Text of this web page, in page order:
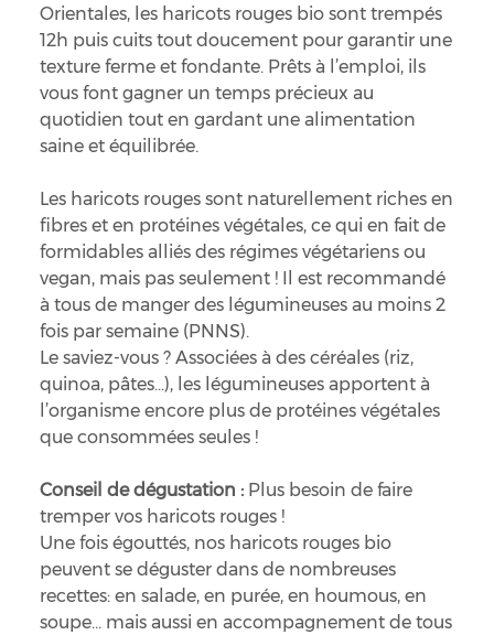
Orientales, les haricots rouges bio sont trempés
12h puis cuits tout doucement pour garantir une
texture ferme et fondante. Prêts à l’emploi, ils
vous font gagner un temps précieux au
quotidien tout en gardant une alimentation
saine et équilibrée.
Les haricots rouges sont naturellement riches en
fibres et en protéines végétales, ce qui en fait de
formidables alliés des régimes végétariens ou
vegan, mais pas seulement ! Il est recommandé
à tous de manger des légumineuses au moins 2
fois par semaine (PNNS).
Le saviez-vous ? Associées à des céréales (riz,
quinoa, pâtes…), les légumineuses apportent à
l’organisme encore plus de protéines végétales
que consommées seules !
Conseil de dégustation : Plus besoin de faire
tremper vos haricots rouges !
Une fois égouttés, nos haricots rouges bio
peuvent se déguster dans de nombreuses
recettes: en salade, en purée, en houmous, en
soupe… mais aussi en accompagnement de tous